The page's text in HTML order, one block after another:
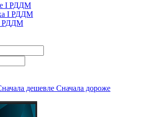
I РДДМ
I РДДМ
РДДМ
дешевле Сначала дороже